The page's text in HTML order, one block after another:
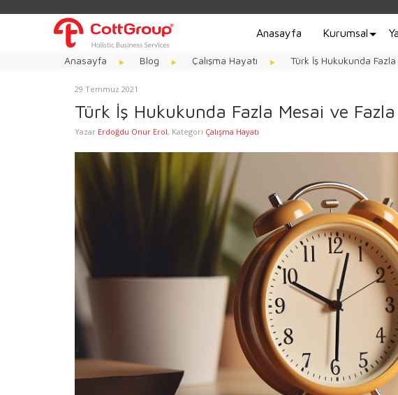
Anasayfa Kurumsal
Anasayfa Blog Çalışma Hayatı Türk İş Hukukunda
29 Temmuz 2021
Türk İş Hukukunda Fazla Mesai ve
Yazar Erdoğdu Onur Erol, Kategori Çalışma Hayatı